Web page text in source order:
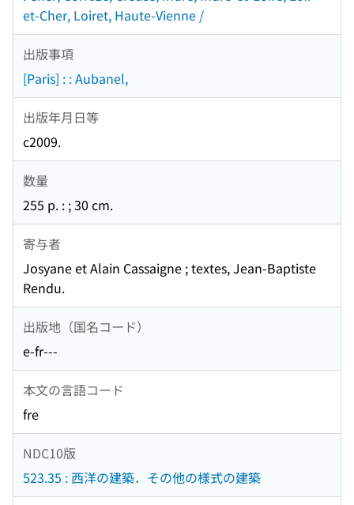
et-Cher, Loiret, Haute-Vienne /
出版事項
[Paris] : : Aubanel,
出版年月日等
c2009.
数量
255 p. : ; 30 cm.
寄与者
Josyane et Alain Cassaigne ; textes, Jean-Baptiste
Rendu.
出版地（国名コード）
e-fr---
本文の言語コード
fre
NDC10版
523.35 : 西洋の建築．その他の様式の建築